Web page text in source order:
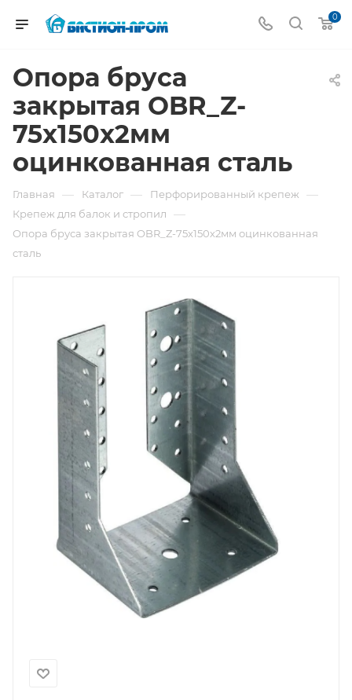
0
Опора бруса
закрытая OBR_Z-
75x150х2мм
оцинкованная сталь
Главная — Каталог — Перфорированный крепеж —
Крепеж для балок и стропил —
Опора бруса закрытая OBR_Z-75x150х2мм оцинкованная
сталь